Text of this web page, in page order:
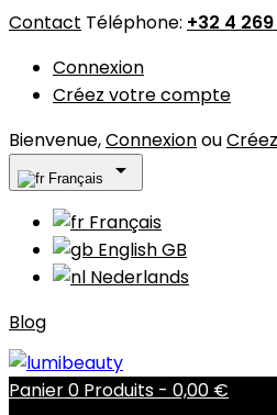
Contact Téléphone: +32 4
Connexion
Créez votre compte
Bienvenue,Connexionou
Français 
Français
English GB
Nederlands
Blog
Panier0 Produits - 0,00 €